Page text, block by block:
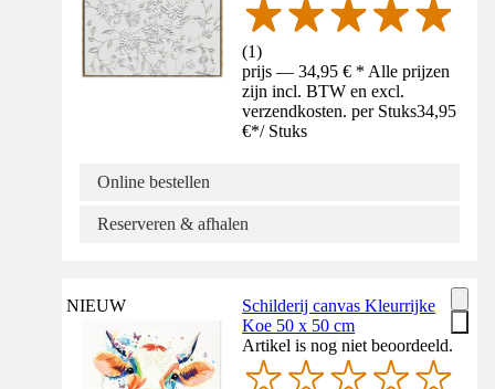
(1)
prijs — 34,95 € * Alle prijzen
zijn incl. BTW en excl.
verzendkosten. per Stuks34,95
€*/ Stuks
Online bestellen
Reserveren & afhalen
NIEUW
Schilderij canvas Kleurrijke
Koe 50 x 50 cm
Artikel is nog niet beoordeeld.